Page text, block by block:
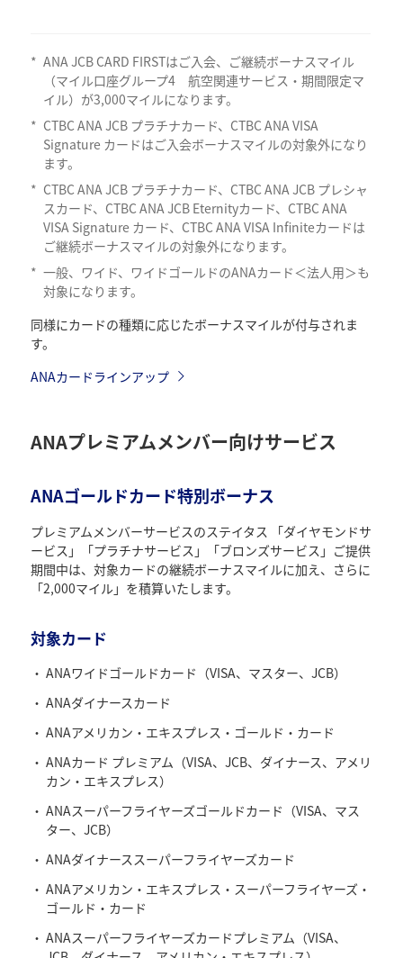
* ANA JCB CARD FIRSTはご入会、ご継続ボーナスマイル
（マイル口座グループ4 航空関連サービス・期間限定マ
イル）が3,000マイルになります。
* CTBC ANA JCB プラチナカード、CTBC ANA VISA
Signature カードはご入会ボーナスマイルの対象外になり
ます。
* CTBC ANA JCB プラチナカード、CTBC ANA JCB プレシャ
スカード、CTBC ANA JCB Eternityカード、CTBC ANA
VISA Signature カード、CTBC ANA VISA Infiniteカードは
ご継続ボーナスマイルの対象外になります。
* 一般、ワイド、ワイドゴールドのANAカード＜法人用＞も
対象になります。
同様にカードの種類に応じたボーナスマイルが付与されま
す。
ANAカードラインアップ
ANAプレミアムメンバー向けサービス
ANAゴールドカード特別ボーナス
プレミアムメンバーサービスのステイタス 「ダイヤモンドサ
ービス」「プラチナサービス」「ブロンズサービス」ご提供
期間中は、対象カードの継続ボーナスマイルに加え、さらに
「2,000マイル」を積算いたします。
対象カード
ANAワイドゴールドカード（VISA、マスター、JCB）
ANAダイナースカード
ANAアメリカン・エキスプレス・ゴールド・カード
ANAカード プレミアム（VISA、JCB、ダイナース、アメリ
カン・エキスプレス）
ANAスーパーフライヤーズゴールドカード（VISA、マス
ター、JCB）
ANAダイナーススーパーフライヤーズカード
ANAアメリカン・エキスプレス・スーパーフライヤーズ・
ゴールド・カード
ANAスーパーフライヤーズカードプレミアム（VISA、